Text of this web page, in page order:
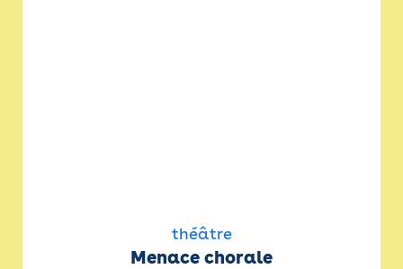
théâtre
Menace chorale